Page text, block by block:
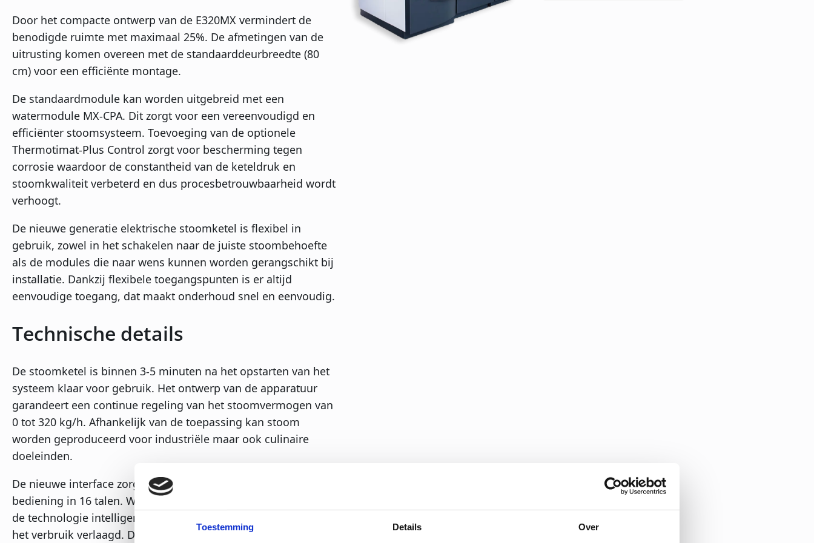
Toestemming Details Over
Door het compacte ontwerp van de E320MX vermindert de
benodigde ruimte met maximaal 25%. De afmetingen van de
uitrusting komen overeen met de standaarddeurbreedte (80
cm) voor een efficiënte montage.
De standaardmodule kan worden uitgebreid met een
watermodule MX-CPA. Dit zorgt voor een vereenvoudigd en
efficiënter stoomsysteem. Toevoeging van de optionele
Thermotimat-Plus Control zorgt voor bescherming tegen
corrosie waardoor de constantheid van de keteldruk en
stoomkwaliteit verbeterd en dus procesbetrouwbaarheid wordt
verhoogt.
De nieuwe generatie elektrische stoomketel is flexibel in
gebruik, zowel in het schakelen naar de juiste stoombehoefte
als de modules die naar wens kunnen worden gerangschikt bij
installatie. Dankzij flexibele toegangspunten is er altijd
eenvoudige toegang, dat maakt onderhoud snel en eenvoudig.
Technische details
De stoomketel is binnen 3-5 minuten na het opstarten van het
systeem klaar voor gebruik. Het ontwerp van de apparatuur
garandeert een continue regeling van het stoomvermogen van
0 tot 320 kg/h. Afhankelijk van de toepassing kan stoom
worden geproduceerd voor industriële maar ook culinaire
doeleinden.
De nieuwe interface zorgt voor een eenvoudige en intuïtieve
bediening in 16 talen. Wanneer de stoomvraag varieert, maakt
de technologie intelligente drukaanpassing mogelijk en wordt
het verbruik verlaagd. De stoomketel heeft mogelijkheden voor